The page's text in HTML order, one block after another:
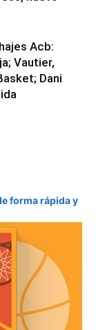
Acb:
Vautier,
Dani
forma rápida y